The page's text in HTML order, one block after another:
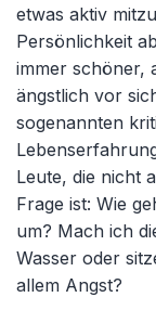
etwas aktiv
Persönlichkeit
immer schöner,
ängstlich vor
sogenannten
Leute, die nicht
Frage ist: Wie
um? Mach ich
Wasser oder
allem Angst?